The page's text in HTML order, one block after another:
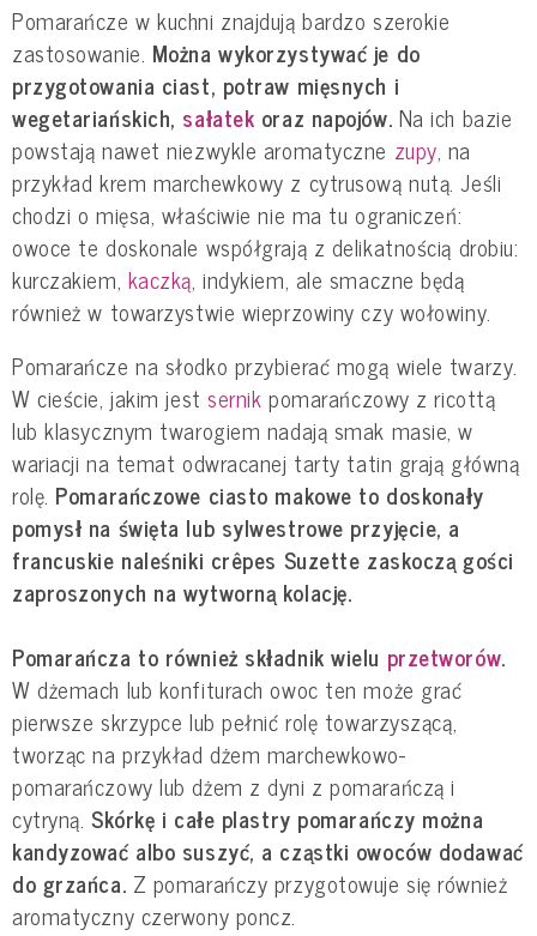
Pomarańcze w kuchni znajdują bardzo szerokie
zastosowanie. Można wykorzystywać je do
przygotowania ciast, potraw mięsnych i
wegetariańskich, sałatek oraz napojów. Na ich bazie
powstają nawet niezwykle aromatyczne zupy, na
przykład krem marchewkowy z cytrusową nutą. Jeśli
chodzi o mięsa, właściwie nie ma tu ograniczeń:
owoce te doskonale współgrają z delikatnością drobiu:
kurczakiem, kaczką, indykiem, ale smaczne będą
również w towarzystwie wieprzowiny czy wołowiny.
Pomarańcze na słodko przybierać mogą wiele twarzy.
W cieście, jakim jestsernik pomarańczowy z ricottą
lub klasycznym twarogiem nadają smak masie, w
wariacji na temat odwracanej tarty tatin grają główną
rolę. Pomarańczowe ciasto makowe to doskonały
pomysł na święta lub sylwestrowe przyjęcie, a
francuskie naleśniki crêpes Suzette zaskoczą gości
zaproszonych na wytworną kolację.
Pomarańcza to również składnik wielu przetworów.
W dżemach lub konfiturach owoc ten może grać
pierwsze skrzypce lub pełnić rolę towarzyszącą,
tworząc na przykład dżem marchewkowo-
pomarańczowy lub dżem z dyni z pomarańczą i
cytryną. Skórkę i całe plastry pomarańczy można
kandyzować albo suszyć, a cząstki owoców dodawać
do grzańca. Z pomarańczy przygotowuje się również
aromatyczny czerwony poncz.